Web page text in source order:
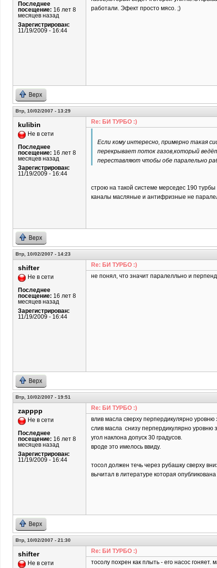
Последнее
посещение: 16 лет 8
месяцев назад
Зарегистрирован:
11/19/2009 - 16:44
работали. Эфект просто мясо. ;)
Верх
Втр, 10/02/2007 - 13:29
kulibin
Не в сети
Последнее
посещение: 16 лет 8
месяцев назад
Зарегистрирован:
11/19/2009 - 16:44
Re: БИ ТУРБО :)
Если кому интересно, примерно такая
перекрывает поток газов,который
переставляют чтобы обе паралельно
строю на такой системе мерседес 190 турбы
каналы масляные и антифризные не
Верх
Втр, 10/02/2007 - 14:23
shifter
Не в сети
Последнее
посещение: 16 лет 8
месяцев назад
Зарегистрирован:
11/19/2009 - 16:44
Re: БИ ТУРБО :)
не понял, что значит паралелльно и
Верх
Втр, 10/02/2007 - 19:51
zapppp
Не в сети
Последнее
посещение: 16 лет 8
месяцев назад
Зарегистрирован:
11/19/2009 - 16:44
Re: БИ ТУРБО :)
влив масла сверху перпердикулярно уровню
слив масла снизу перпердикулярно уровню
угол наклона допуск 30 градусов.
вроде это имелось ввиду.
тосол должен течь через рубашку сверху
вычитал в литературе которая опубликована
Верх
Втр, 10/02/2007 - 21:30
shifter
Не в сети
Re: БИ ТУРБО :)
тосолу похрен как плыть - его насос гоняет.